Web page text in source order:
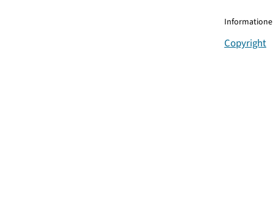
Copyright